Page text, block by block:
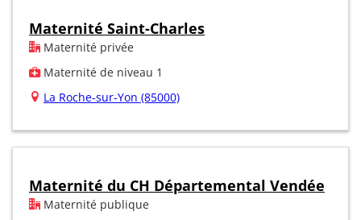
Maternité Saint-Charles
Maternité privée
Maternité de niveau 1
La Roche-sur-Yon (85000)
Maternité du CH Départemental Vendée
Maternité publique